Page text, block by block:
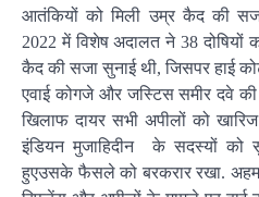
आतंकियों को मिली उम्र कैद की
2022 में विशेष अदालत ने 38
कैद की सजा सुनाई थी, जिसपर हाई
एवाई कोगजे और जस्टिस समीर दवे
खिलाफ दायर सभी अपीलों को
इंडियन मुजाहिदीन के सदस्यों को
हुएउसके फैसले को बरकरार रखा.